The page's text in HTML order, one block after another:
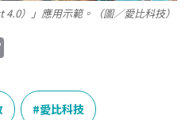
）」應用示範。（圖／愛比科技）
p
愛比科技